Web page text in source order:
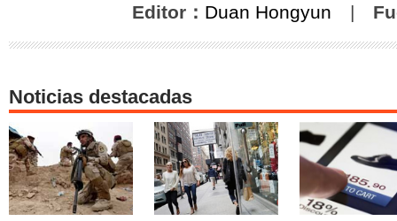
Editor： Duan Hongyun |
Noticias destacadas